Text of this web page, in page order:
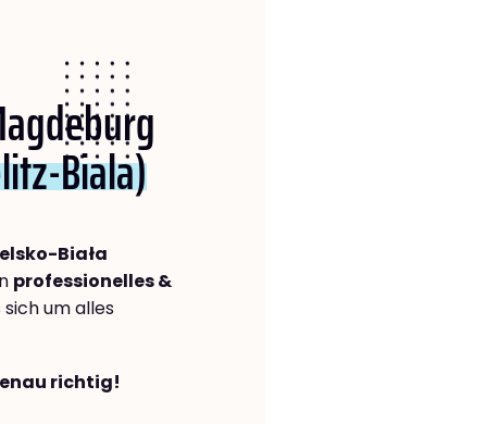
Biala)
Biała
professionelles &
sich um alles
richtig!